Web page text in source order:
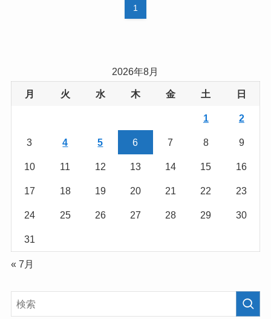
1
2026年8月
月 火 水 木 金 土 日
1 2
3 4 5 6 7 8 9
10 11 12 13 14 15 16
17 18 19 20 21 22 23
24 25 26 27 28 29 30
31
« 7月